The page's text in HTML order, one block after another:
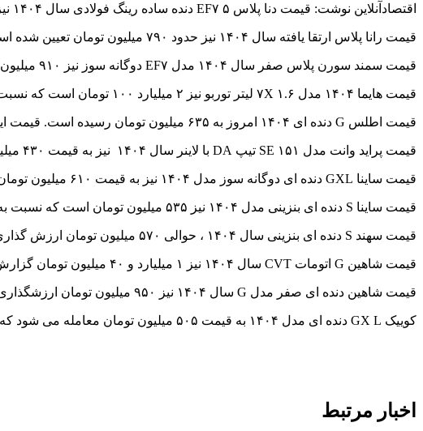
اقتصادآنلاین نوشت: قیمت دنا پلاس EF۷ ۵ دنده ساده رینگ فولادی سال ۱۴۰۴ نیز ۹۵۰ میلیون تومان اعلام شده است، قیمت این خودرو نسبت به ابتدای هفته بدون تغییر مانده است.
قیمت رانا پلاس ارتقا یافته سال ۱۴۰۴ نیز حدود ۷۹۰ میلیون تومان تعیین شده است که نسبت به ابتدای هفته افزایش یا کاهش قیمت نداشته است.
قیمت سمند سورن پلاس صفر سال ۱۴۰۴ مدل EF۷ دوگانه سوز نیز ۹۱۰ میلیون تومان است. قیمت این خودرو نسبت به ابتدای هفته تغییر قیمت نداشته است.
قیمت هایما ۱۴۰۴ مدل ۷X ۱.۶ لیتر توربو نیز ۲ میلیارد ۱۰۰ تومان است که نسبت به معاملات ابتدای هفته ۳۰ میلیون تومان کاهش داشته است.
قیمت اطلس G دنده ای ۱۴۰۴ امروز به ۶۳۵ میلیون تومان رسیده است. قیمت این خودرو نسبت به ابتدای هفته تغییر قیمت نداشته است.
قیمت پراید وانت مدل ۱۵۱ SE تیپ DA با لاینر سال ۱۴۰۴ نیز به قیمت ۴۳۰ میلیون تومان معامله می شود که نسبت به معاملات ابتدای هفته بدون تغییر باقی مانده است.
قیمت ساینا GXL دنده ای دوگانه سوز مدل ۱۴۰۴ نیز به قیمت ۶۱۰ میلیون تومان معامله می.شود، این خودرو نسبت به معاملات ابتدای هفته ۵ میلیون کاهش قیمت داشته است.
قیمت ساینا S دنده ای بنزینی مدل ۱۴۰۴ نیز ۵۳۵ میلیون تومان است که نسبت به قیمت ابتدای هفته تغییر قیمت نداشته است.
قیمت سهند S دنده ای بنزینی سال ۱۴۰۴ ، حوالی ۵۷۰ میلیون تومان ارزش گذاری شده است، این خودرو نسبت به معاملات ابتدای هفته ۵ میلیون افزایش قیمت داشته است.
قیمت شاهین G اتومات CVT سال ۱۴۰۴ نیز ۱ میلیارد و ۴۰ میلیون تومان گزارش شده است که نسبت به ابتدای هفته ۲۰ میلیون افزایش قیمت داشته است.
قیمت شاهین دنده ای صفر مدل G سال ۱۴۰۴ نیز ۹۵۰ میلیون تومان ارزشگذاری شده است. این خودرو نسبت به ابتدای هفته ۱۰ میلیون کاهش قیمت داشته است.
کوییک GX L دنده ای مدل ۱۴۰۴ به قیمت ۵۰۵ میلیون تومان معامله می شود که نسبت به معاملات ابتدای هفته تغییر قیمت نداشته است.
اخبار مرتبط